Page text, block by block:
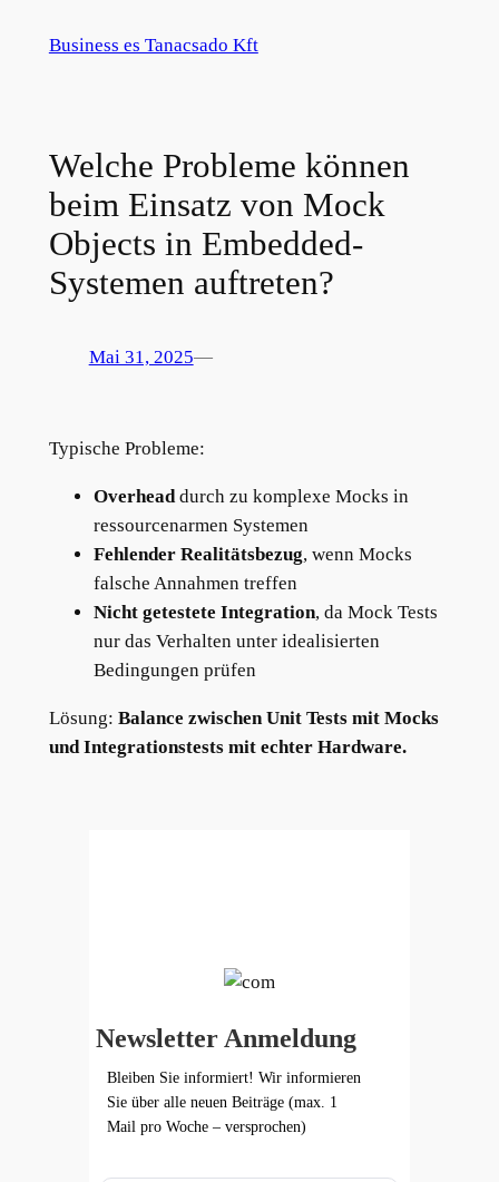
InhaltBusiness es Tanacsado Kft
Welche Probleme können
beim Einsatz von Mock
Objects in Embedded-
Systemen auftreten?
Mai 31, 2025—
Typische Probleme:
Overheaddurch zu komplexe Mocks in
ressourcenarmen Systemen
Fehlender Realitätsbezug, wenn Mocks
falsche Annahmen treffen
Nicht getestete Integration, da Mock Tests
nur das Verhalten unter idealisierten
Bedingungen prüfen
Lösung: Balance zwischen Unit Tests mit Mocks
und Integrationstests mit echter Hardware.
Newsletter Anmeldung
Bleiben Sie informiert! Wir informieren
Sie über alle neuen Beiträge (max. 1
Mail pro Woche – versprochen)